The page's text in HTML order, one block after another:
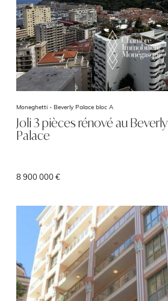
Moneghetti - Beverly Palace bloc A
Joli 3 pièces rénové au Beverly
Palace
8 900 000 €